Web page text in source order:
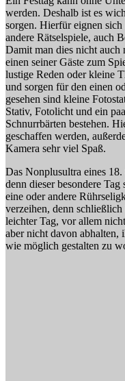
werden. Deshalb ist es
sorgen. Hierfür eignen
andere Rätselspiele, auch
Damit man dies nicht auch
einen seiner Gäste zum
lustige Reden oder kleine
und sorgen für den einen
gesehen sind kleine
Stativ, Fotolicht und ein
Schnurrbärten bestehen.
geschaffen werden,
Kamera sehr viel Spaß.
Das Nonplusultra eines
denn dieser besondere
eine oder andere
verzeihen, denn
leichter Tag, vor allem
aber nicht davon abhalten,
wie möglich gestalten zu